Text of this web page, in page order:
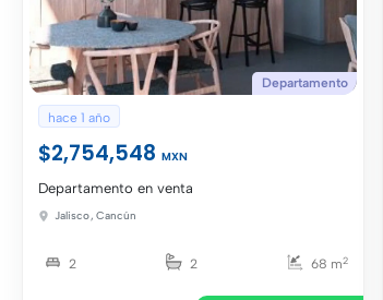
Departamento
hace 1 año
$2,754,548MXN
Departamento en venta
Jalisco, Cancún
2 2 68 m2